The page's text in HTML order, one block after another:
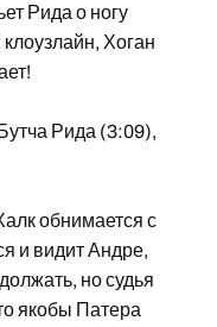
Рида о ногу
Хоган
Рида (3:09),
обнимается с
и видит Андре,
но судья
якобы Патера